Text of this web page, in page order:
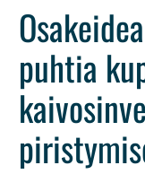
puhtia